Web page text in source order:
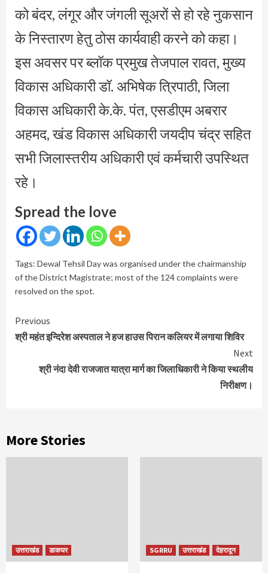
को बंदर, लंगूर और जंगली सूअरों से हो रहे नुकसान
के निस्तारण हेतु ठोस कार्यवाही करने को कहा।
इस अवसर पर ब्लॉक प्रमुख तेजपाल रावत, मुख्य
विकास अधिकारी डॉ. अभिषेक त्रिपाठी, जिला
विकास अधिकारी के.के. पंत, एसडीएम अबरार
अहमद, खंड विकास अधिकारी जयदीप चंद्र सहित
सभी जिलास्तरीय अधिकारी एवं कर्मचारी उपस्थित
रहे।
Spread the love
Tags: Dewal Tehsil Day was organised under the chairmanship
of the District Magistrate; most of the 124 complaints were
resolved on the spot.
Continue
Reading
Previous
श्री महंत इन्दिरेश अस्पताल ने हज हाउस पिरान कलियर में लगाया शिविर
Next
श्री नंदा देवी राजजात यात्रा मार्ग का जिलाधिकारी ने किया स्थलीय
निरीक्षण।
More Stories
उत्तराखंड डाकघर SGRRU उत्तराखंड देहरादून